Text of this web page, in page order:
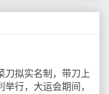
拟实名制，带刀上
行，大运会期间，